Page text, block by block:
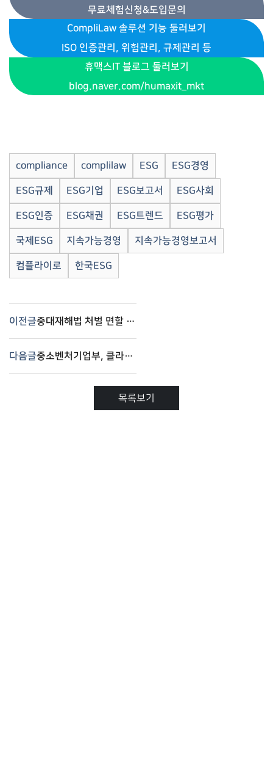
무료체험신청&도입문의
CompliLaw 솔루션 기능 둘러보기
ISO 인증관리, 위험관리, 규제관리 등
휴맥스IT 블로그 둘러보기
blog.naver.com/humaxit_mkt
compliance complilaw ESG ESG경영
ESG규제 ESG기업 ESG보고서 ESG사회
ESG인증 ESG채권 ESG트렌드 ESG평가
국제ESG 지속가능경영 지속가능경영보고서
컴플라이로 한국ESG
이전글 중대재해법 처벌 면할 길 있다…“안전관리체계 구축 필요”
다음글 중소벤처기업부, 클라우드형 스마트공장솔루션 지원대상으로 휴맥스홀딩스 컨소시엄선정
목록보기